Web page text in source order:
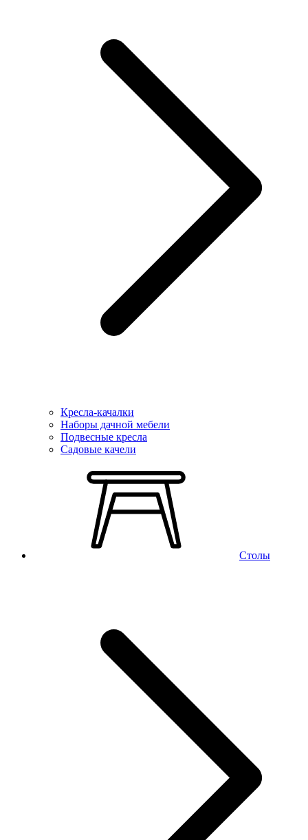
Кресла-качалки
Наборы дачной мебели
Подвесные кресла
Садовые качели
Столы